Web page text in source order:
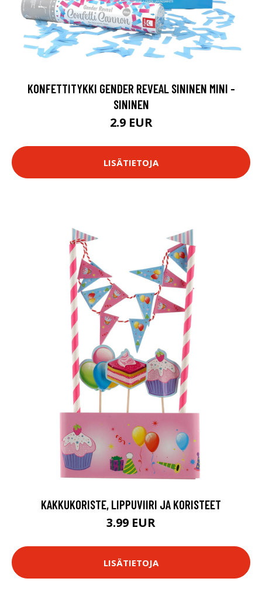
KONFETTITYKKI GENDER REVEAL SININEN MINI -
SININEN
2.9 EUR
LISÄTIETOJA
KAKKUKORISTE, LIPPUVIIRI JA KORISTEET
3.99 EUR
LISÄTIETOJA